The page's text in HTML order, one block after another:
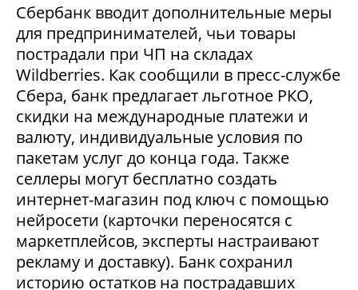
Сбербанк вводит дополнительные меры
для предпринимателей, чьи товары
пострадали при ЧП на складах
Wildberries. Как сообщили в пресс-службе
Сбера, банк предлагает льготное РКО,
скидки на международные платежи и
валюту, индивидуальные условия по
пакетам услуг до конца года. Также
селлеры могут бесплатно создать
интернет-магазин под ключ с помощью
нейросети (карточки переносятся с
маркетплейсов, эксперты настраивают
рекламу и доставку). Банк сохранил
историю остатков на пострадавших